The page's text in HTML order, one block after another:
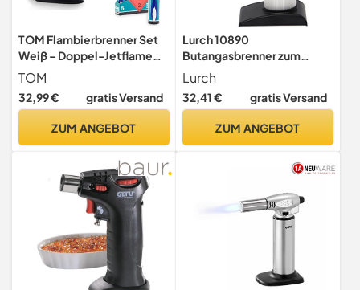
TOM Flambierbrenner Set
Weiß – Doppel-Jetflame
mit 5x Gas
TOM
32,99 € gratis Versand
ZUM ANGEBOT
Lurch 10890
Butangasbrenner zum
Flambieren, für Creme
Brule, zum Kamin oder Grill
anzünden, für Feuerwerk
Lurch
32,41 € gratis Versand
ZUM ANGEBOT